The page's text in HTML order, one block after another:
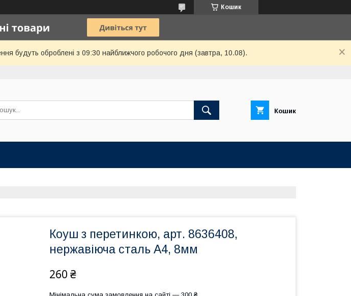
Кошик
будуть оброблені з 09:30 найближчого робочого дня (завтра, 10.08).
Кошик
Коуш з перетинкою, арт. 8636408,
нержавіюча сталь А4, 8мм
260 ₴